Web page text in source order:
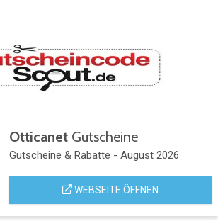
OtticanetGutscheine
Gutscheine & Rabatte - August 2026
WEBSEITE ÖFFNEN